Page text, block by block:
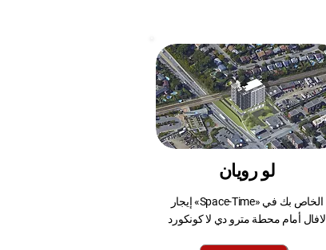
لو رويان
إيجار «Space-Time» الخاص بك في
لافال أمام محطة مترو دي لا كونكورد